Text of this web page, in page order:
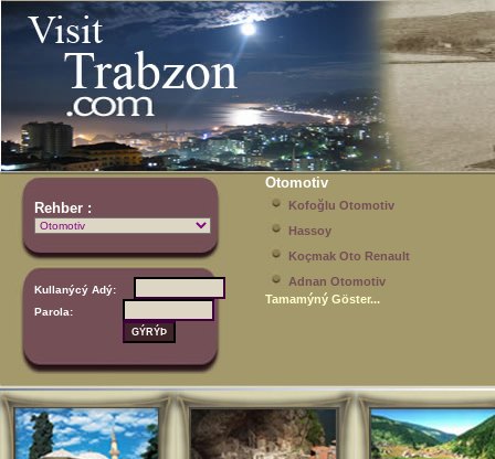
Rehber :
Otomotiv
Kofoğlu Otomotiv
Hassoy
Koçmak Oto Renault
Adnan Otomotiv
Tamamýný Göster...
Kullanýcý Adý:
Parola: